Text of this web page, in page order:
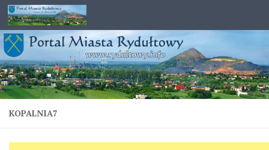
Przejdź do treści
KOPALNIA7